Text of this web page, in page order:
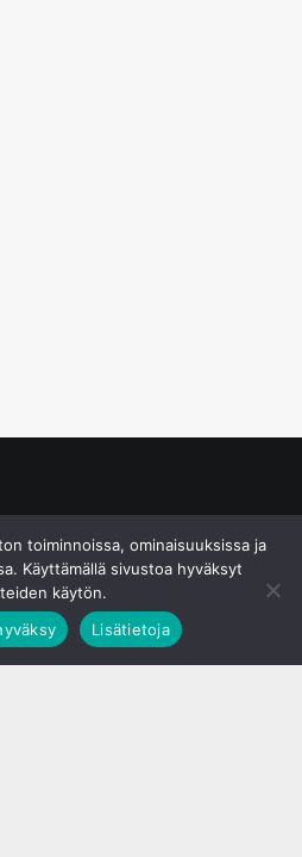
toiminnoissa, ominaisuuksissa ja
Käyttämällä sivustoa hyväksyt
käytön.
Lisätietoja